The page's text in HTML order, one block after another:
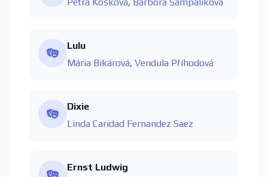
Lulu
Mária Bikárová, Vendula Příhodová
Dixie
Linda Caridad Fernandez Saez
Ernst Ludwig